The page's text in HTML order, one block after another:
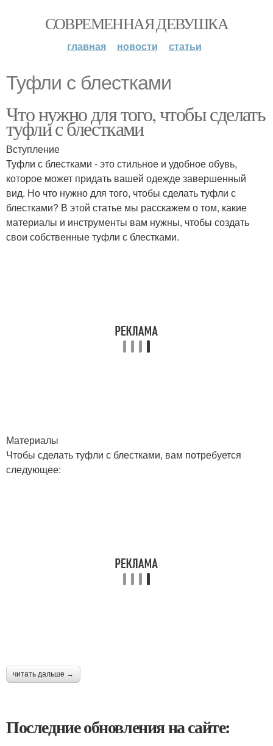
СОВРЕМЕННАЯ ДЕВУШКА
главная новости статьи
Туфли с блестками
Что нужно для того, чтобы сделать
туфли с блестками
Вступление
Туфли с блестками - это стильное и удобное обувь,
которое может придать вашей одежде завершенный
вид. Но что нужно для того, чтобы сделать туфли с
блестками? В этой статье мы расскажем о том, какие
материалы и инструменты вам нужны, чтобы создать
свои собственные туфли с блестками.
Материалы
Чтобы сделать туфли с блестками, вам потребуется
следующее:
читать дальше →
Последние обновления на сайте: